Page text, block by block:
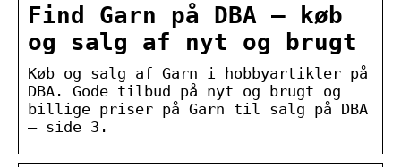
Find Garn på DBA – køb
og salg af nyt og brugt
Køb og salg af Garn i hobbyartikler på
DBA. Gode tilbud på nyt og brugt og
billige priser på Garn til salg på DBA
– side 3.